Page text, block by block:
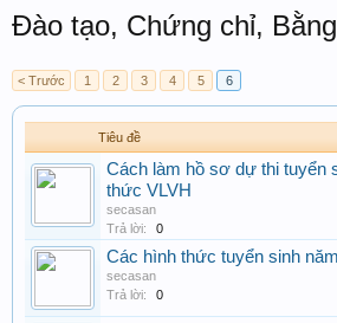
Đào tạo, Chứng chỉ,
< Trước 1 2 3 4 5 6
Tiêu đề
Cách làm hồ sơ dự thi tuyển
thức VLVH
secasan
Trả lời:
0
Các hình thức tuyển sinh
secasan
Trả lời:
0